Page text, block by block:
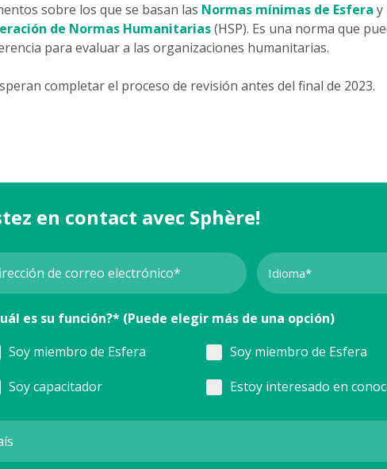
sobre los que se basan las Normas mínimas de Esfera y
de Normas Humanitarias(HSP). Es una norma que
para evaluar a las organizaciones humanitarias.
completar el proceso de revisión antes del final de 2023.
en contact avec Sphère!
es su función?* (Puede elegir más de una opción)
Soy miembro de Esfera
Soy miembro de Esfera
Soy capacitador
Estoy interesado en